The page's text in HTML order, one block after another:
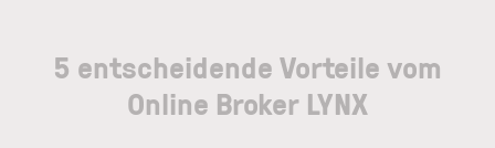
5 entscheidende Vorteile vom
Online Broker LYNX